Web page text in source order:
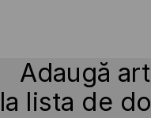
Adaugă
la lista de